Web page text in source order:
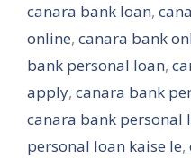
canara bank loan,
online, canara bank
bank personal loan,
apply, canara bank
canara bank personal
personal loan kaise le,